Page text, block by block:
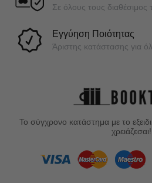
Σε όλους τους διαθέσιμος
Εγγύηση Ποιότητας
Άριστης κατάστασης για
Το σύγχρονο κατάστημα με το
χρειάζεσαι!